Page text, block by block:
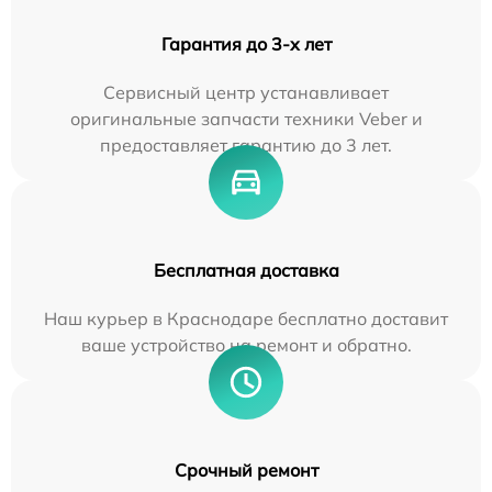
Гарантия до 3-х лет
Сервисный центр устанавливает
оригинальные запчасти техники Veber и
предоставляет гарантию до 3 лет.
Бесплатная доставка
Наш курьер в Краснодаре бесплатно доставит
ваше устройство на ремонт и обратно.
Срочный ремонт